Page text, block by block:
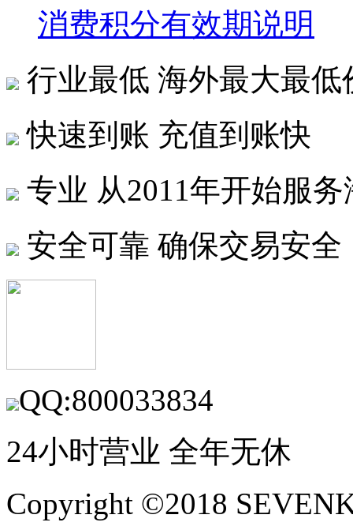
消费积分有效期说明
行业最低 海外最大最低
快速到账 充值到账快
专业 从2011年开始服
安全可靠 确保交易安全
QQ:800033834
24小时营业 全年无休
Copyright ©2018